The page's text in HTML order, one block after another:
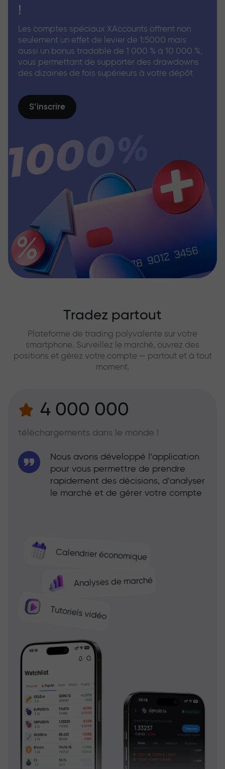
!
Les comptes spéciaux XAccounts offrent non
seulement un effet de levier de 1:5000 mais
aussi un bonus tradable de 1 000 % à 10 000 %,
vous permettant de supporter des drawdowns
des dizaines de fois supérieurs à votre dépôt
S’inscrire
Tradez partout
Plateforme de trading polyvalente sur votre
smartphone. Surveillez le marché, ouvrez des
positions et gérez votre compte — partout et à tout
moment.
4 000 000
téléchargements dans le monde !
Calendrier économique
Analyses de marché
Tutoriels vidéo
Nous avons développé l’application
pour vous permettre de prendre
rapidement des décisions, d’analyser
le marché et de gérer votre compte